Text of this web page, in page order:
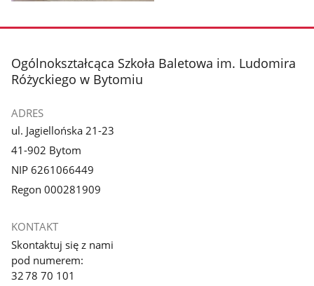
zdjęcie
galerii.
stopka
Ogólnokształcąca Szkoła Baletowa im. Ludomira
Różyckiego w Bytomiu
ADRES
ul. Jagiellońska 21-23
41-902 Bytom
NIP 6261066449
Regon 000281909
KONTAKT
Skontaktuj się z nami
pod numerem:
32 78 70 101